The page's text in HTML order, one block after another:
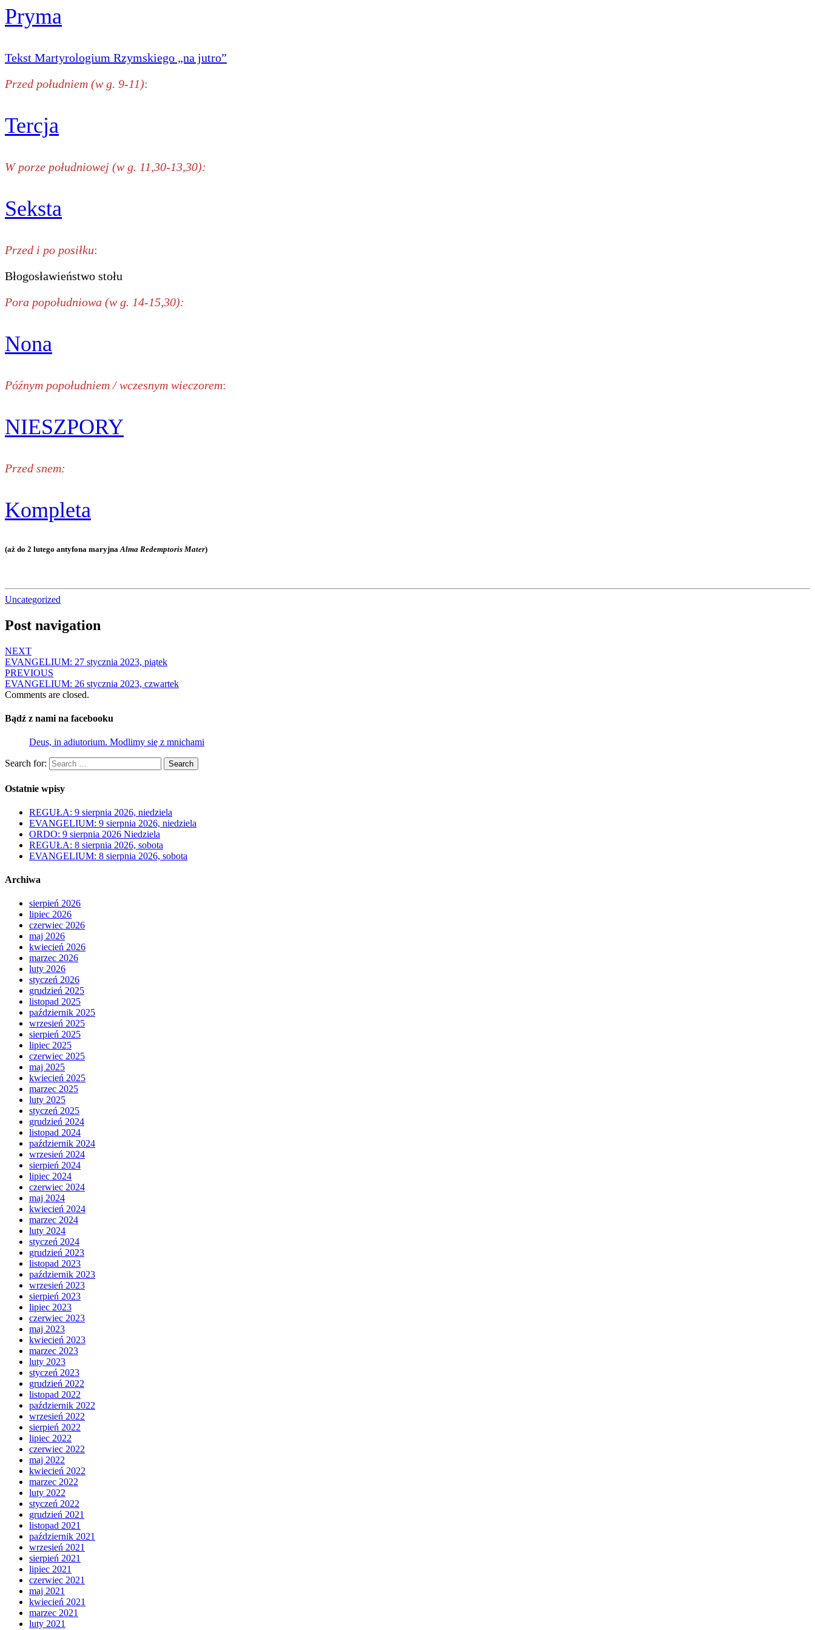
Pryma
Tekst Martyrologium Rzymskiego „na jutro”
Przed południem (w g. 9-11):
Tercja
W porze południowej (w g. 11,30-13,30):
Seksta
Przed i po posiłku:
Błogosławieństwo stołu
Pora popołudniowa (w g. 14-15,30):
Nona
Późnym popołudniem / wczesnym wieczorem:
NIESZPORY
Przed snem:
Kompleta
(aż do 2 lutego antyfona maryjna Alma Redemptoris Mater)
Uncategorized
Post navigation
NEXT
EVANGELIUM: 27 stycznia 2023, piątek
PREVIOUS
EVANGELIUM: 26 stycznia 2023, czwartek
Comments are closed.
Bądź z nami na facebooku
Deus, in adiutorium. Modlimy się z mnichami
Search for: Search
Ostatnie wpisy
REGUŁA: 9 sierpnia 2026, niedziela
EVANGELIUM: 9 sierpnia 2026, niedziela
ORDO: 9 sierpnia 2026 Niedziela
REGUŁA: 8 sierpnia 2026, sobota
EVANGELIUM: 8 sierpnia 2026, sobota
Archiwa
sierpień 2026
lipiec 2026
czerwiec 2026
maj 2026
kwiecień 2026
marzec 2026
luty 2026
styczeń 2026
grudzień 2025
listopad 2025
październik 2025
wrzesień 2025
sierpień 2025
lipiec 2025
czerwiec 2025
maj 2025
kwiecień 2025
marzec 2025
luty 2025
styczeń 2025
grudzień 2024
listopad 2024
październik 2024
wrzesień 2024
sierpień 2024
lipiec 2024
czerwiec 2024
maj 2024
kwiecień 2024
marzec 2024
luty 2024
styczeń 2024
grudzień 2023
listopad 2023
październik 2023
wrzesień 2023
sierpień 2023
lipiec 2023
czerwiec 2023
maj 2023
kwiecień 2023
marzec 2023
luty 2023
styczeń 2023
grudzień 2022
listopad 2022
październik 2022
wrzesień 2022
sierpień 2022
lipiec 2022
czerwiec 2022
maj 2022
kwiecień 2022
marzec 2022
luty 2022
styczeń 2022
grudzień 2021
listopad 2021
październik 2021
wrzesień 2021
sierpień 2021
lipiec 2021
czerwiec 2021
maj 2021
kwiecień 2021
marzec 2021
luty 2021